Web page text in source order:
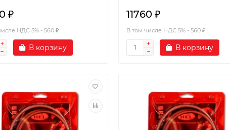
₽
НДС 5% - 560 ₽
В корзину
11760 ₽
В том числе НДС 5% - 560 ₽
В корзину